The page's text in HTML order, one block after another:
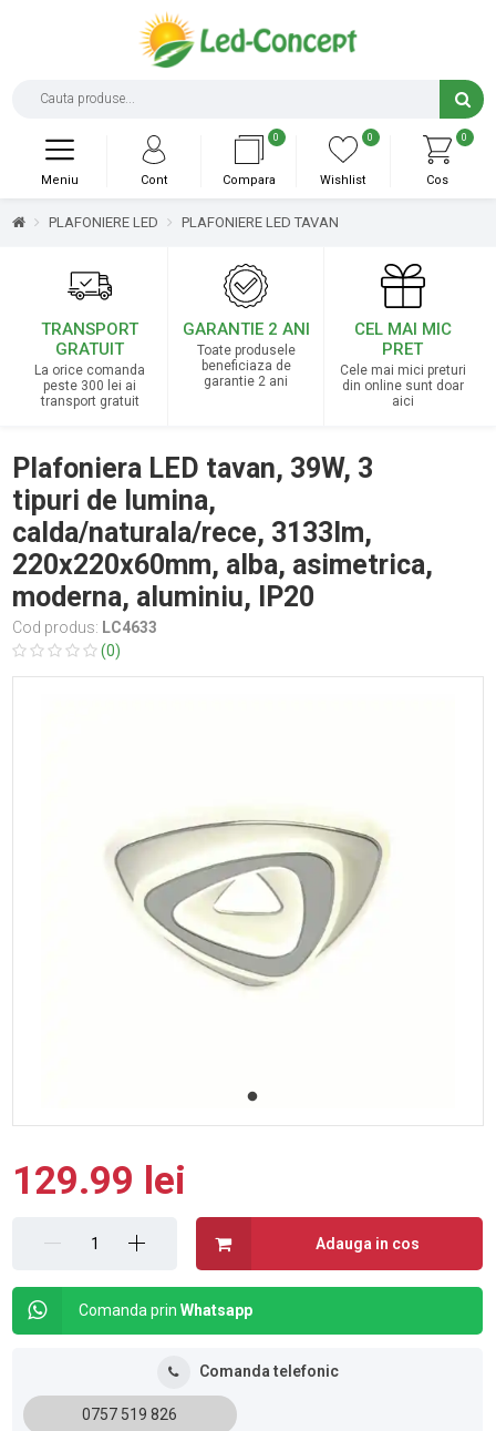
0
Cos
0
Wishlist
0
Compara
Cont
Meniu
PLAFONIERE LED PLAFONIERE LED TAVAN
TRANSPORT
GRATUIT
La orice comanda
peste 300 lei ai
transport gratuit
GARANTIE 2 ANI
Toate produsele
beneficiaza de
garantie 2 ani
CEL MAI MIC
PRET
Cele mai mici preturi
din online sunt doar
aici
Plafoniera LED tavan, 39W, 3
tipuri de lumina,
calda/naturala/rece, 3133lm,
220x220x60mm, alba, asimetrica,
moderna, aluminiu, IP20
Cod produs: LC4633
(0)
129.99 lei
Adauga in cos
Comanda prinWhatsapp
Comanda telefonic
0757 519 826